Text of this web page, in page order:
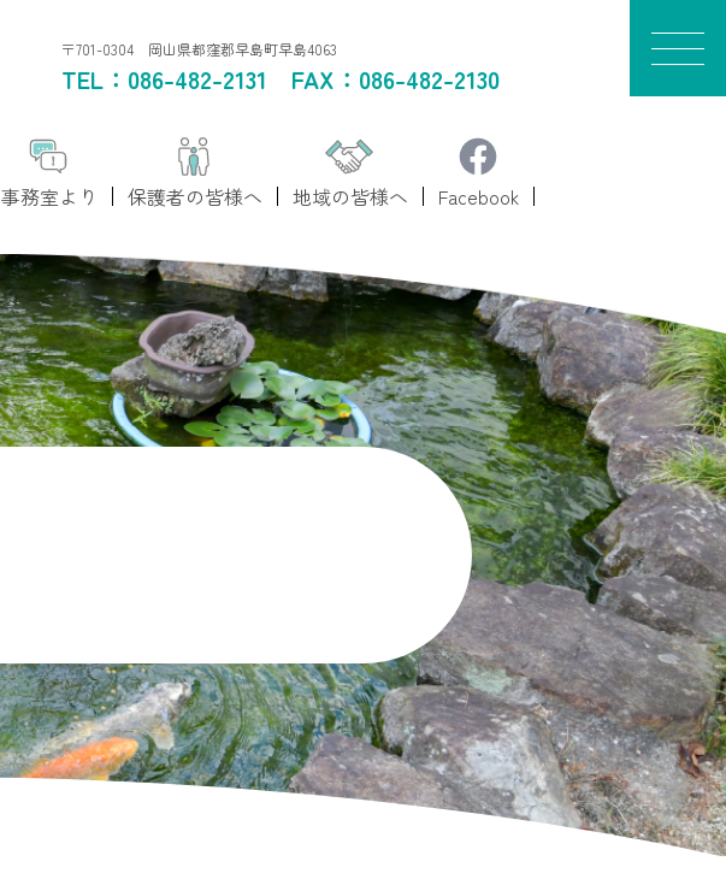
〒701-0304 岡山県都窪郡早島町早島4063
TEL： 086-482-2131 FAX：086-482-2130
事務室より 保護者の皆様へ 地域の皆様へ Facebook